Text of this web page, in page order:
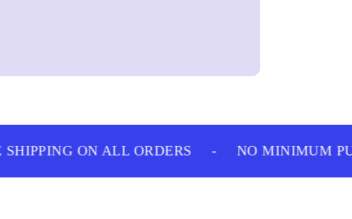
ON ALL ORDERS NO MINIMUM